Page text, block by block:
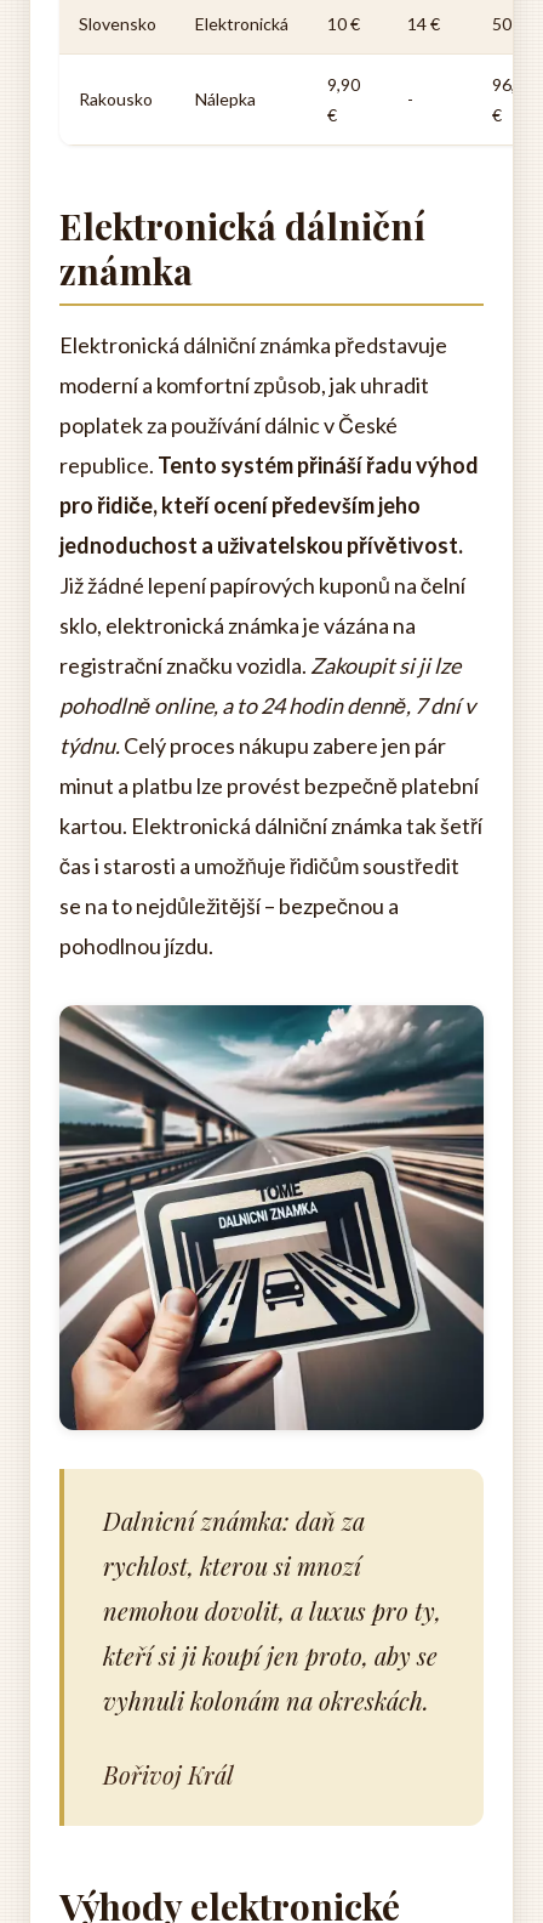
Slovensko Elektronická 10 € 14 € 50 €
Rakousko Nálepka
9,90
€
-
96,40
€
Elektronická dálniční
známka
Elektronická dálniční známka představuje
moderní a komfortní způsob, jak uhradit
poplatek za používání dálnic v České
republice. Tento systém přináší řadu výhod
pro řidiče, kteří ocení především jeho
jednoduchost a uživatelskou přívětivost.
Již žádné lepení papírových kuponů na čelní
sklo, elektronická známka je vázána na
registrační značku vozidla. Zakoupit si ji lze
pohodlně online, a to 24 hodin denně, 7 dní v
týdnu.Celý proces nákupu zabere jen pár
minut a platbu lze provést bezpečně platební
kartou. Elektronická dálniční známka tak šetří
čas i starosti a umožňuje řidičům soustředit
se na to nejdůležitější – bezpečnou a
pohodlnou jízdu.
Dalnicní známka: daň za
rychlost, kterou si mnozí
nemohou dovolit, a luxus pro ty,
kteří si ji koupí jen proto, aby se
vyhnuli kolonám na okreskách.
Bořivoj Král
Výhody elektronické